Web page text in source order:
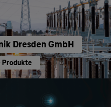
Dresden GmbH
Produkte